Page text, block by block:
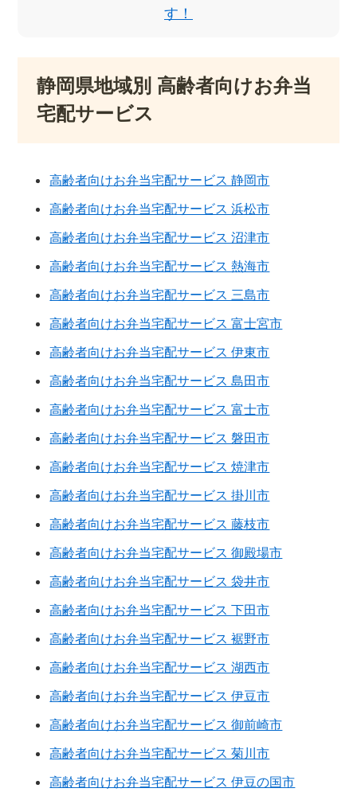
す！
静岡県地域別 高齢者向けお弁当
宅配サービス
高齢者向けお弁当宅配サービス 静岡市
高齢者向けお弁当宅配サービス 浜松市
高齢者向けお弁当宅配サービス 沼津市
高齢者向けお弁当宅配サービス 熱海市
高齢者向けお弁当宅配サービス 三島市
高齢者向けお弁当宅配サービス 富士宮市
高齢者向けお弁当宅配サービス 伊東市
高齢者向けお弁当宅配サービス 島田市
高齢者向けお弁当宅配サービス 富士市
高齢者向けお弁当宅配サービス 磐田市
高齢者向けお弁当宅配サービス 焼津市
高齢者向けお弁当宅配サービス 掛川市
高齢者向けお弁当宅配サービス 藤枝市
高齢者向けお弁当宅配サービス 御殿場市
高齢者向けお弁当宅配サービス 袋井市
高齢者向けお弁当宅配サービス 下田市
高齢者向けお弁当宅配サービス 裾野市
高齢者向けお弁当宅配サービス 湖西市
高齢者向けお弁当宅配サービス 伊豆市
高齢者向けお弁当宅配サービス 御前崎市
高齢者向けお弁当宅配サービス 菊川市
高齢者向けお弁当宅配サービス 伊豆の国市